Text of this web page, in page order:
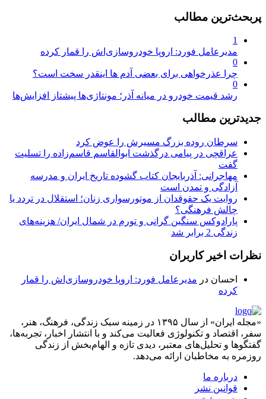
پربحث‌ترین مطالب
1
مدیرعامل فورد: اروپا خودروسازی‌اش را قمار کرده
0
چرا عذرخواهی برای بعضی آدم ها اینقدر سخت است؟
0
رشد قیمت خودرو در میانه آذر؛ مونتاژی‌ها پیشتاز افزایش‌ها
جدیدترین مطالب
سرطان روده بزرگ مسیرش را عوض کرد
عراقچی در پیامی درگذشت ابوالقاسم قاسم‌زاده را تسلیت
گفت
مهاجرانی: آذربایجان کتاب گشوده تاریخ ایران و مدرسه
آزادگی و تمدن است
روایت یک حقوقدان از موتورسواری زنان؛ استقلال در تردد یا
چالش فرهنگی؟
پارادوکس سنگین گرانی و تورم در شمال ایران/ هزینه‌های
زندگی 2 برابر ‌شد
نظرات اخیر کاربران
احسان در مدیرعامل فورد: اروپا خودروسازی‌اش را قمار
کرده
«مجله ایران» از سال ۱۳۹۵ در زمینه سبک زندگی، فرهنگ، هنر،
سفر، اقتصاد و تکنولوژی فعالیت می‌کند و با انتشار اخبار، تجربه‌ها،
گفتگوها و تحلیل‌های معتبر، دیدی تازه و الهام‌بخش از زندگی
روزمره به مخاطبان ارائه می‌دهد.
درباره ما
قوانین نشر